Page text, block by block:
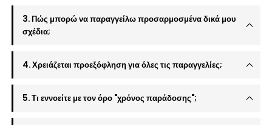
3. Πώς μπορώ να παραγγείλω προσαρμοσμένα δικά μου
σχέδια;
4. Χρειάζεται προεξόφληση για όλες τις παραγγελίες;
5. Τι εννοείτε με τον όρο "χρόνος παράδοσης";